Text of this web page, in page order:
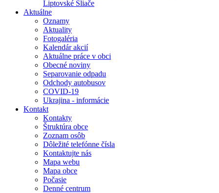
Liptovské Sliače
Aktuálne
Oznamy
Aktuality
Fotogaléria
Kalendár akcií
Aktuálne práce v obci
Obecné noviny
Separovanie odpadu
Odchody autobusov
COVID-19
Ukrajina - informácie
Kontakt
Kontakty
Štruktúra obce
Zoznam osôb
Dôležité telefónne čísla
Kontaktujte nás
Mapa webu
Mapa obce
Počasie
Denné centrum